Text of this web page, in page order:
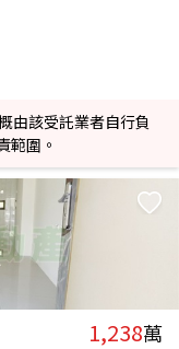
由該受託業者自行負
範圍。
1,238萬